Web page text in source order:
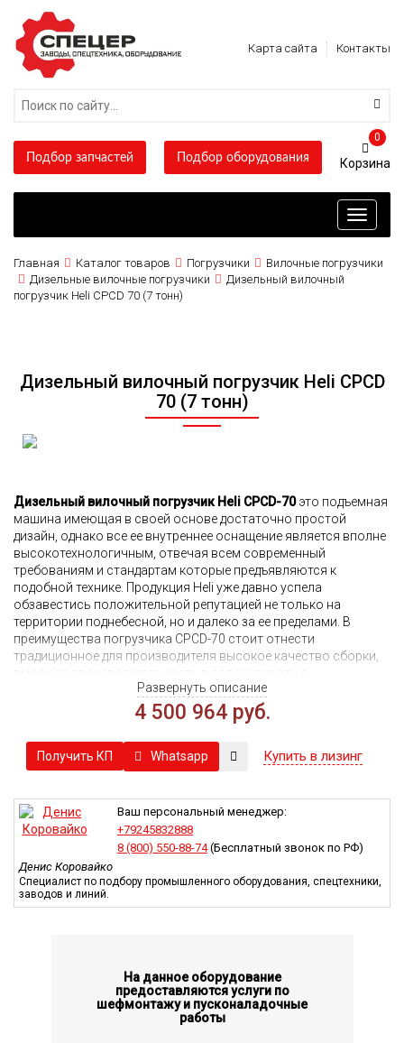
Карта сайта Контакты
Подбор запчастей Подбор оборудования
0
Toggle
Главная Каталог товаров Погрузчики
Вилочные погрузчики
Дизельные вилочные погрузчики
Дизельный вилочный
погрузчик Heli CPCD 70 (7 тонн)
Дизельный вилочный погрузчик Heli CPCD
70 (7 тонн)
Дизельный вилочный погрузчик Heli CPCD-70это подъемная
машина имеющая в своей основе достаточно простой
дизайн, однако все ее внутреннее оснащение является вполне
высокотехнологичным, отвечая всем современный
требованиям и стандартам которые предъявляются к
подобной технике. Продукция Heli уже давно успела
обзавестись положительной репутацией не только на
территории поднебесной, но и далеко за ее пределами. В
преимущества погрузчика CPCD-70 стоит отнести
традиционное для производителя высокое качество сборки,
демократичной ценой.
Компания Спецер предлагает вам купить погрузчик CPCD-70
приобрести опционально поставляемое оборудование,
которое позволит наиболее гибко адаптировать машину под
Доступное дополнительное оборудование:
Двигатели ISUZU 6BG1-02, PERKINS 1104D-44TA;
Цельнолитые шины;
Смещающейся каретка с гидравлическим приводом.
Развернуть описание
4 500 964 руб.
Получить КП Whatsapp Купить в лизинг
Ваш персональный менеджер:
+79245832888
8 (800) 550-88-74(Бесплатный звонок по РФ)
Денис Коровайко
Специалист по подбору промышленного оборудования, спецтехники,
заводов и линий.
На данное оборудование
предоставляются услуги по
шефмонтажу и пусконаладочные
работы